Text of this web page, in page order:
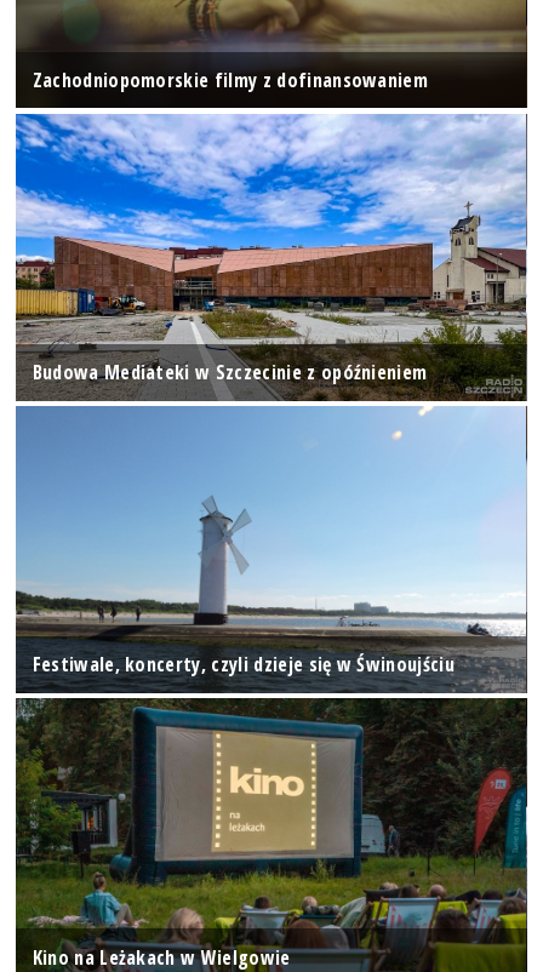
Zachodniopomorskie filmy z dofinansowaniem
Budowa Mediateki w Szczecinie z opóźnieniem
Festiwale, koncerty, czyli dzieje się w Świnoujściu
Kino na Leżakach w Wielgowie